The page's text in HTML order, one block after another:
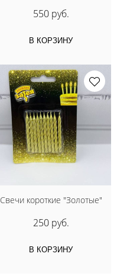
550 руб.
В КОРЗИНУ
Свечи короткие "Золотые"
250 руб.
В КОРЗИНУ